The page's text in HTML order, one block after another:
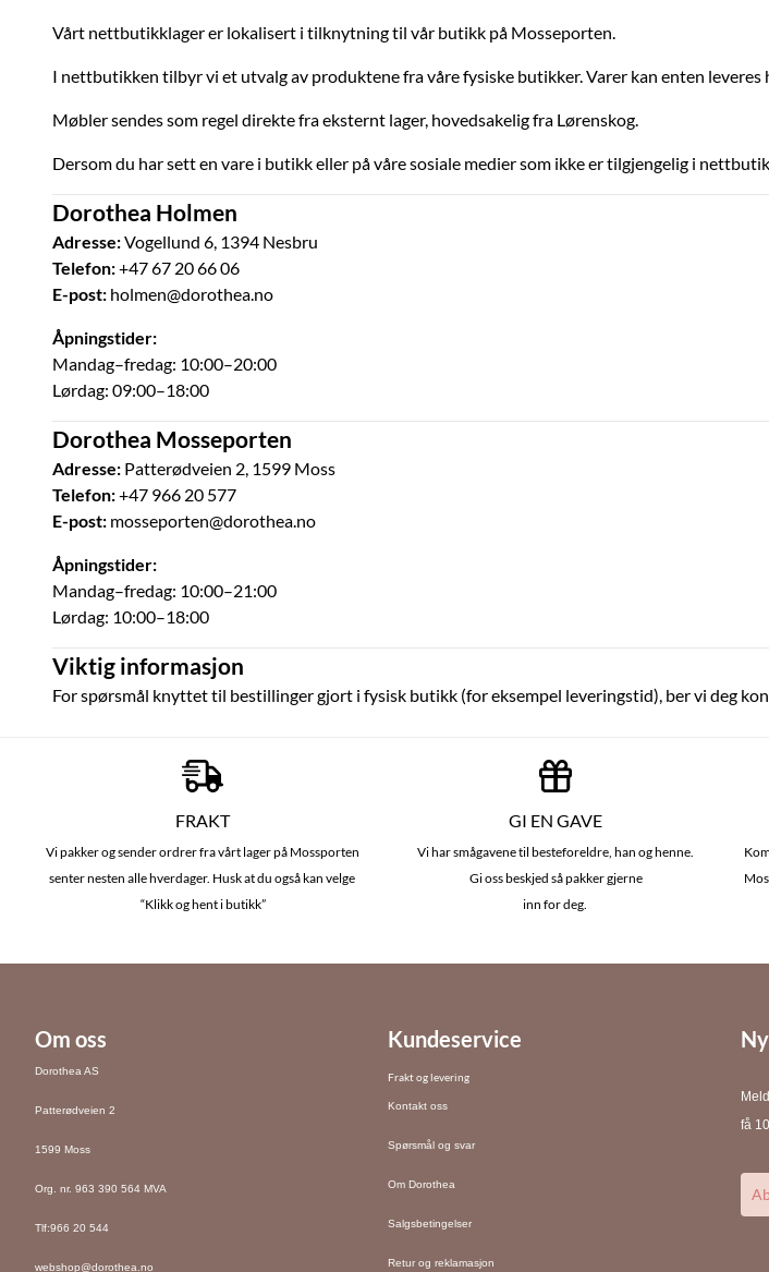
Vårt nettbutikklager er lokalisert i tilknytning til vår butikk på Mosseporten.
I nettbutikken tilbyr vi et utvalg av produktene fra våre fysiske butikker. Varer kan enten
Møbler sendes som regel direkte fra eksternt lager, hovedsakelig fra Lørenskog.
Dersom du har sett en vare i butikk eller på våre sosiale medier som ikke er tilgjengelig i
Dorothea Holmen
Adresse:Vogellund 6, 1394 Nesbru
Telefon:+47 67 20 66 06
E-post: holmen@dorothea.no
Åpningstider:
Mandag–fredag: 10:00–20:00
Lørdag: 09:00–18:00
Dorothea Mosseporten
Adresse: Patterødveien 2, 1599 Moss
Telefon:+47 966 20 577
E-post: mosseporten@dorothea.no
Åpningstider:
Mandag–fredag: 10:00–21:00
Lørdag: 10:00–18:00
Viktig informasjon
For spørsmål knyttet til bestillinger gjort i fysisk butikk (for eksempel leveringstid), ber vi deg
FRAKT
Vi pakker og sender ordrer fra vårt lager på Mossporten
senter nesten alle hverdager. Husk at du også kan velge
“Klikk og hent i butikk”
GI EN GAVE
Vi har smågavene til besteforeldre, han og henne.
Gi oss beskjed så pakker gjerne
inn for deg.
Om oss
Dorothea AS
Patterødveien 2
1599 Moss
Org. nr. 963 390 564 MVA
Tlf:966 20 544
webshop@dorothea.no
Kundeservice
Frakt og levering
Kontakt oss
Spørsmål og svar
Om Dorothea
Salgsbetingelser
Retur og reklamasjon
M
få